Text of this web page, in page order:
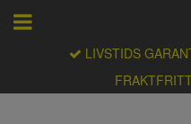
LIVSTIDS